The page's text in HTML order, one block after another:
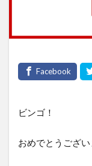
ビンゴ！
おめでとうござ